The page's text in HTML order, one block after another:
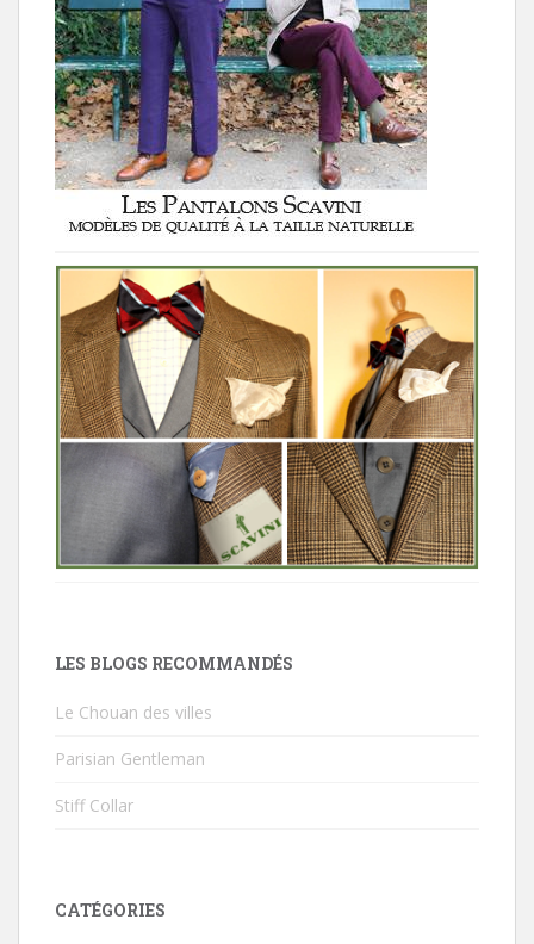
LES BLOGS RECOMMANDÉS
Le Chouan des villes
Parisian Gentleman
Stiff Collar
CATÉGORIES